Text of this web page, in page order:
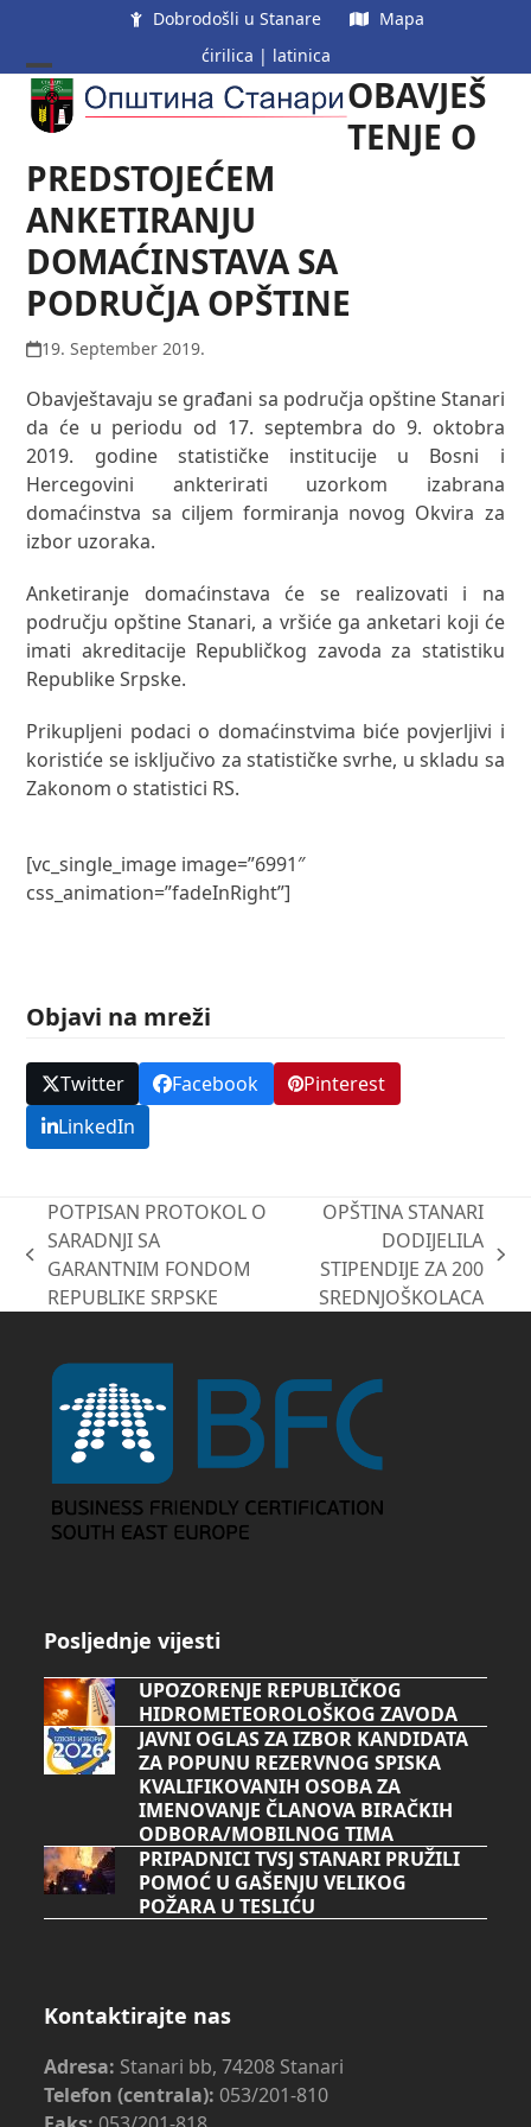
content
Dobrodošli u Stanare
Mapa
ćirilica | latinica
Open
mobile
menu
Close
mobile
menu
OBAVJEŠ
TENJE O
PREDSTOJEĆEM
ANKETIRANJU
DOMAĆINSTAVA SA
PODRUČJA OPŠTINE
19. September 2019.
Obavještavaju se građani sa područja opštine Stanari
da će u periodu od 17. septembra do 9. oktobra
2019. godine statističke institucije u Bosni i
Hercegovini ankterirati uzorkom izabrana
domaćinstva sa ciljem formiranja novog Okvira za
izbor uzoraka.
Anketiranje domaćinstava će se realizovati i na
području opštine Stanari, a vršiće ga anketari koji će
imati akreditacije Republičkog zavoda za statistiku
Republike Srpske.
Prikupljeni podaci o domaćinstvima biće povjerljivi i
koristiće se isključivo za statističke svrhe, u skladu sa
Zakonom o statistici RS.
[vc_single_image image=”6991″
css_animation=”fadeInRight”]
Objavi na mreži
Twitter Facebook
Pinterest
LinkedIn
previous
post:
POTPISAN PROTOKOL O
SARADNJI SA
GARANTNIM FONDOM
REPUBLIKE SRPSKE
next
post:
OPŠTINA STANARI
DODIJELILA
STIPENDIJE ZA 200
SREDNJOŠKOLACA
Posljednje vijesti
UPOZORENJE REPUBLIČKOG
HIDROMETEOROLOŠKOG ZAVODA
JAVNI OGLAS ZA IZBOR KANDIDATA
ZA POPUNU REZERVNOG SPISKA
KVALIFIKOVANIH OSOBA ZA
IMENOVANJE ČLANOVA BIRAČKIH
ODBORA/MOBILNOG TIMA
PRIPADNICI TVSJ STANARI PRUŽILI
POMOĆ U GAŠENJU VELIKOG
POŽARA U TESLIĆU
Kontaktirajte nas
Adresa: Stanari bb, 74208 Stanari
Telefon (centrala): 053/201-810